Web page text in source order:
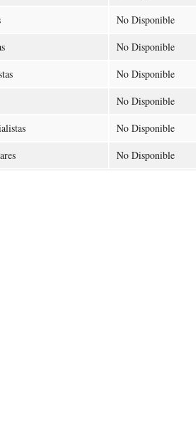
No Disponible
No Disponible
No Disponible
No Disponible
No Disponible
No Disponible